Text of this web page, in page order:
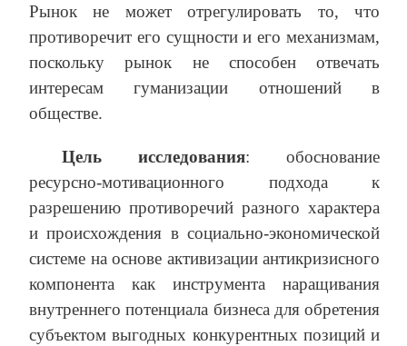
Рынок не может отрегулировать то, что
противоречит его сущности и его механизмам,
поскольку рынок не способен отвечать
интересам гуманизации отношений в
обществе.
Цель исследования: обоснование
ресурсно-мотивационного подхода к
разрешению противоречий разного характера
и происхождения в социально-экономической
системе на основе активизации антикризисного
компонента как инструмента наращивания
внутреннего потенциала бизнеса для обретения
субъектом выгодных конкурентных позиций и